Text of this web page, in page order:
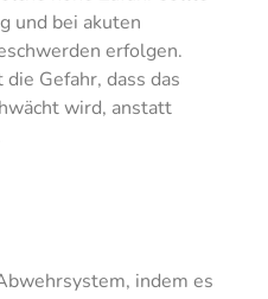
und bei akuten
erfolgen.
Gefahr, dass das
wird, anstatt
indem es